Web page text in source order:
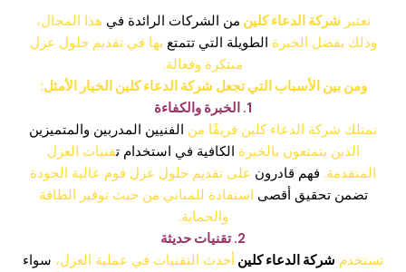
تعتبر شركة الدعاء كلين من الشركات الرائدة في هذا المجال،
وذلك بفضل الخبرة الطويلة التي تتمتع بها في تقديم حلول عزل
مبتكرة وفعالة.
ومن بين الأسباب التي تجعل شركة الدعاء كلين الخيار الأمثل:
1. الخبرة والكفاءة
تمتلك شركة الدعاء كلين فريقًا من الفنيين المدربين والمتميزين
الذين يتمتعون بالخبرة الكافية في استخدام تقنيات العزل
المتقدمة. فهم قادرون على تقديم حلول عزل فوم عالية الجودة
تضمن تحقيق أقصى استفادة للمباني من حيث توفير الطاقة
والحماية.
2. تقنيات حديثة
تستخدم شركة الدعاء كلين أحدث التقنيات في عملية العزل، سواء